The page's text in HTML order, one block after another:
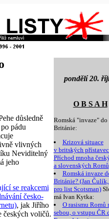
pondělí 20.
O B S A H
Romská "invaze" do
Británie:
Krizová situace
v britských
Příchod mnoha
a slovenských Romů
Romská invaze
Británie? (Jan Čulík,
pro list Scotsman)
má Ivan Kytka:
O rasismu Romů
sebou, o vstupu ČR
důsledně
pádu
vlivných
Neviditelný
jeho
se reakcemi
česko-
, jak Jiřího
českých voličů.